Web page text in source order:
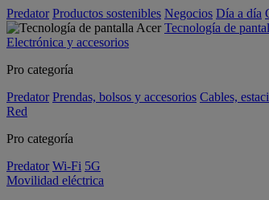
Predator Productos sostenibles Negocios Día a día
Tecnología de
Electrónica y accesorios
Pro categoría
Predator Prendas, bolsos y accesorios Cables,
Red
Pro categoría
Predator Wi-Fi 5G
Movilidad eléctrica